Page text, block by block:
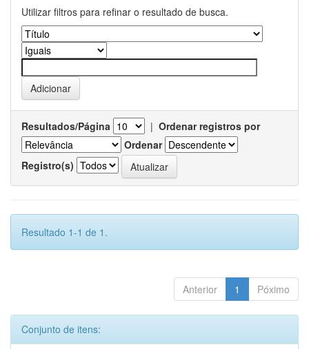
Utilizar filtros para refinar o resultado de busca.
Resultados/Página | Ordenar registros por
Ordenar
Registro(s)
Resultado 1-1 de 1.
Anterior 1 Póximo
Conjunto de itens: